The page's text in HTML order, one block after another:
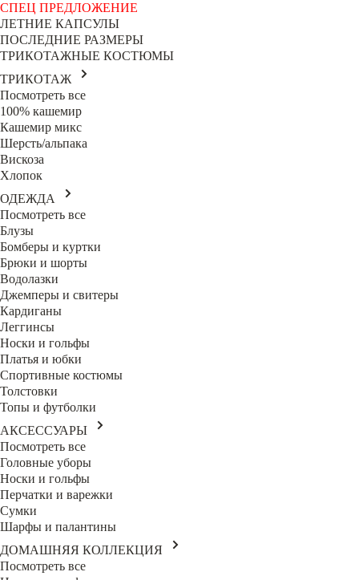
СПЕЦ ПРЕДЛОЖЕНИЕ
ЛЕТНИЕ КАПСУЛЫ
ПОСЛЕДНИЕ РАЗМЕРЫ
ТРИКОТАЖНЫЕ КОСТЮМЫ
ТРИКОТАЖ
Посмотреть все
100% кашемир
Кашемир микс
Шерсть/альпака
Вискоза
Хлопок
ОДЕЖДА
Посмотреть все
Блузы
Бомберы и куртки
Брюки и шорты
Водолазки
Джемперы и свитеры
Кардиганы
Леггинсы
Носки и гольфы
Платья и юбки
Спортивные костюмы
Толстовки
Топы и футболки
АКСЕССУАРЫ
Посмотреть все
Головные уборы
Носки и гольфы
Перчатки и варежки
Сумки
Шарфы и палантины
ДОМАШНЯЯ КОЛЛЕКЦИЯ
Посмотреть все